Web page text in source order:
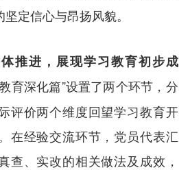
定信心与昂扬风貌。
推进，展现学习教育初步成
育深化篇”设置了两个环节，分
评价两个维度回望学习教育开
在经验交流环节，党员代表汇
查、实改的相关做法及成效，